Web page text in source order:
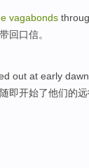
vagabonds
回口信。
out at early dawn
即开始了他们的